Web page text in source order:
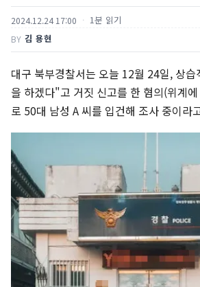
2024.12.24 17:00 1분 읽기
BY 김 용현
대구 북부경찰서는 오늘 12월 24일, 상
을 하겠다"고 거짓 신고를 한 혐의(위계
로 50대 남성 A 씨를 입건해 조사 중이라